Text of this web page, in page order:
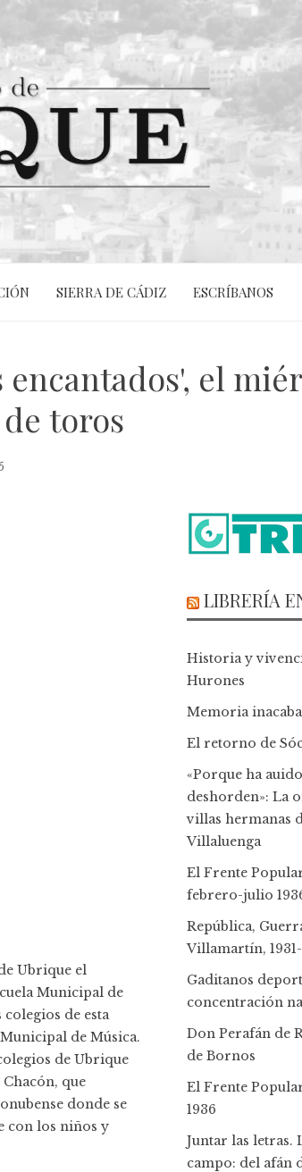
SIERRA DE CÁDIZ ESCRÍBANOS
el
toros
Ubrique el
Municipal de
de esta
de Música.
de Ubrique
que
donde se
con los niños y
LIBRERÍA
Historia y
Hurones
Memoria
El retorno de
«Porque ha
deshorden»: La
villas hermanas
Villaluenga
El Frente
febrero-julio
República,
Villamartín, 1931-
Gaditanos
concentración
Don Perafán de
de Bornos
El Frente
1936
Juntar las letras.
campo: del afán